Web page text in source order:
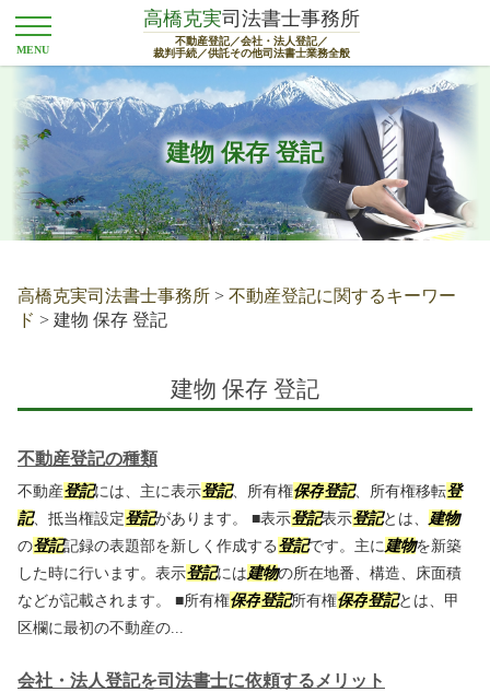
建物 保存 登記
高橋克実司法書士事務所
不動産登記／会社・法人登記／
裁判手続／供託その他司法書士業務全般
高橋克実司法書士事務所 > 不動産登記に関するキーワー
ド > 建物 保存 登記
建物 保存 登記
不動産登記の種類
不動産登記には、主に表示登記、所有権保存登記、所有権移転登
記、抵当権設定登記があります。 ■表示登記表示登記とは、 建物
の登記記録の表題部を新しく作成する登記です。主に建物を新築
した時に行います。表示登記には建物の所在地番、構造、床面積
などが記載されます。 ■所有権保存登記所有権保存登記とは、甲
区欄に最初の不動産の...
会社・法人登記を司法書士に依頼するメリット